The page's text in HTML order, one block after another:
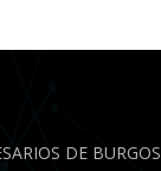
DE BURGOS